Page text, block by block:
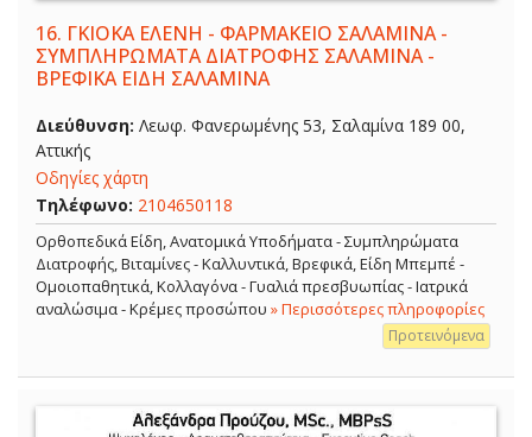
16. ΓΚΙΟΚΑ ΕΛΕΝΗ - ΦΑΡΜΑΚΕΙΟ ΣΑΛΑΜΙΝΑ -
ΣΥΜΠΛΗΡΩΜΑΤΑ ΔΙΑΤΡΟΦΗΣ ΣΑΛΑΜΙΝΑ -
ΒΡΕΦΙΚΑ ΕΙΔΗ ΣΑΛΑΜΙΝΑ
Διεύθυνση: Λεωφ. Φανερωμένης 53, Σαλαμίνα 189 00,
Αττικής
Οδηγίες χάρτη
Τηλέφωνο: 2104650118
Ορθοπεδικά Είδη, Ανατομικά Υποδήματα - Συμπληρώματα
Διατροφής, Βιταμίνες - Καλλυντικά, Βρεφικά, Είδη Μπεμπέ -
Ομοιοπαθητικά, Κολλαγόνα - Γυαλιά πρεσβυωπίας - Ιατρικά
αναλώσιμα - Κρέμες προσώπου » Περισσότερες πληροφορίες
Προτεινόμενα